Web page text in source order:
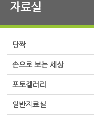
자료실
단짝
손으로 보는 세상
포토갤러리
일반자료실